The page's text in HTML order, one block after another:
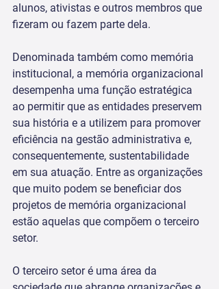
alunos, ativistas e outros membros que
fizeram ou fazem parte dela.
Denominada também como memória
institucional, a memória organizacional
desempenha uma função estratégica
ao permitir que as entidades preservem
sua história e a utilizem para promover
eficiência na gestão administrativa e,
consequentemente, sustentabilidade
em sua atuação. Entre as organizações
que muito podem se beneficiar dos
projetos de memória organizacional
estão aquelas que compõem o terceiro
setor.
O terceiro setor é uma área da